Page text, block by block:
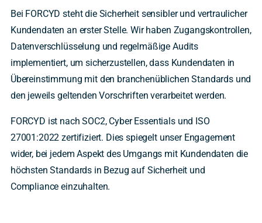
Bei FORCYD steht die Sicherheit sensibler und vertraulicher
Kundendaten an erster Stelle. Wir haben Zugangskontrollen,
Datenverschlüsselung und regelmäßige Audits
implementiert, um sicherzustellen, dass Kundendaten in
Übereinstimmung mit den branchenüblichen Standards und
den jeweils geltenden Vorschriften verarbeitet werden.
FORCYD ist nach SOC2, Cyber Essentials und ISO
27001:2022 zertifiziert. Dies spiegelt unser Engagement
wider, bei jedem Aspekt des Umgangs mit Kundendaten die
höchsten Standards in Bezug auf Sicherheit und
Compliance einzuhalten.